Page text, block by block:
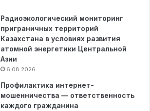
Радиоэкологический мониторинг
приграничных территорий
Казахстана в условиях развития
атомной энергетики Центральной
Азии
6.08.2026
Профилактика интернет-
мошенничества — ответственность
каждого гражданина